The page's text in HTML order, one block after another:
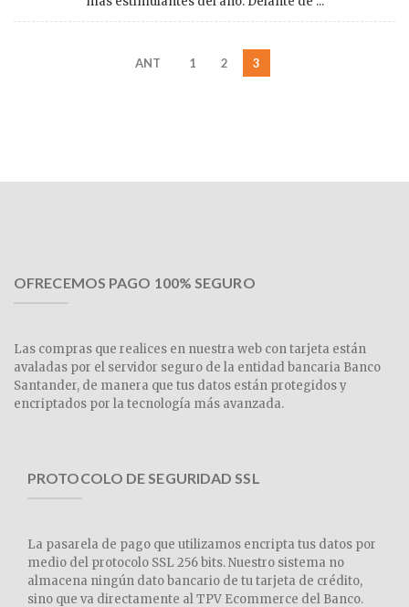
ANT 1 2 3
OFRECEMOS PAGO 100% SEGURO
Las compras que realices en nuestra web con tarjeta están
avaladas por el servidor seguro de la entidad bancaria Banco
Santander, de manera que tus datos están protegidos y
encriptados por la tecnología más avanzada.
PROTOCOLO DE SEGURIDAD SSL
La pasarela de pago que utilizamos encripta tus datos por
medio del protocolo SSL 256 bits. Nuestro sistema no
almacena ningún dato bancario de tu tarjeta de crédito,
sino que va directamente al TPV Ecommerce del Banco.